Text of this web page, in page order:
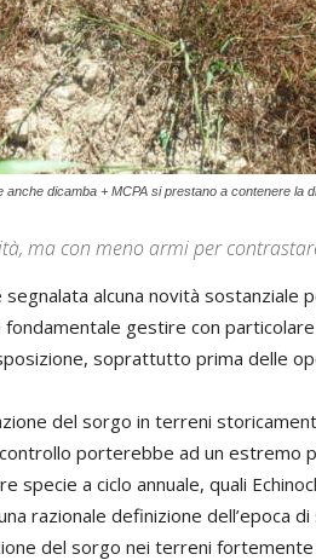
dicamba + MCPA si prestano a contenere la
ma con meno armi per
alcuna novità sostanziale
gestire con
soprattutto prima delle
del sorgo in terreni
porterebbe ad un estremo
specie a ciclo annuale, quali
razionale definizione dell’epoca
del sorgo nei terreni